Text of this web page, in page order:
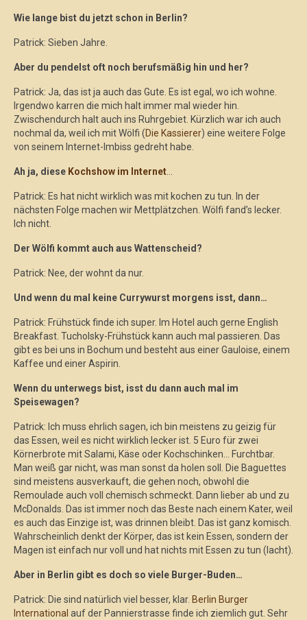
Wie lange bist du jetzt schon in Berlin?
Patrick: Sieben Jahre.
Aber du pendelst oft noch berufsmäßig hin und her?
Patrick: Ja, das ist ja auch das Gute. Es ist egal, wo ich wohne.
Irgendwo karren die mich halt immer mal wieder hin.
Zwischendurch halt auch ins Ruhrgebiet. Kürzlich war ich auch
nochmal da, weil ich mit Wölfi (Die Kassierer) eine weitere Folge
von seinem Internet-Imbiss gedreht habe.
Ah ja, diese Kochshow im Internet…
Patrick: Es hat nicht wirklich was mit kochen zu tun. In der
nächsten Folge machen wir Mettplätzchen. Wölfi fand’s lecker.
Ich nicht.
Der Wölfi kommt auch aus Wattenscheid?
Patrick: Nee, der wohnt da nur.
Und wenn du mal keine Currywurst morgens isst, dann…
Patrick: Frühstück finde ich super. Im Hotel auch gerne English
Breakfast. Tucholsky-Frühstück kann auch mal passieren. Das
gibt es bei uns in Bochum und besteht aus einer Gauloise, einem
Kaffee und einer Aspirin.
Wenn du unterwegs bist, isst du dann auch mal im
Speisewagen?
Patrick: Ich muss ehrlich sagen, ich bin meistens zu geizig für
das Essen, weil es nicht wirklich lecker ist. 5 Euro für zwei
Körnerbrote mit Salami, Käse oder Kochschinken… Furchtbar.
Man weiß gar nicht, was man sonst da holen soll. Die Baguettes
sind meistens ausverkauft, die gehen noch, obwohl die
Remoulade auch voll chemisch schmeckt. Dann lieber ab und zu
McDonalds. Das ist immer noch das Beste nach einem Kater, weil
es auch das Einzige ist, was drinnen bleibt. Das ist ganz komisch.
Wahrscheinlich denkt der Körper, das ist kein Essen, sondern der
Magen ist einfach nur voll und hat nichts mit Essen zu tun (lacht).
Aber in Berlin gibt es doch so viele Burger-Buden…
Patrick: Die sind natürlich viel besser, klar. Berlin Burger
International auf der Pannierstrasse finde ich ziemlich gut. Sehr